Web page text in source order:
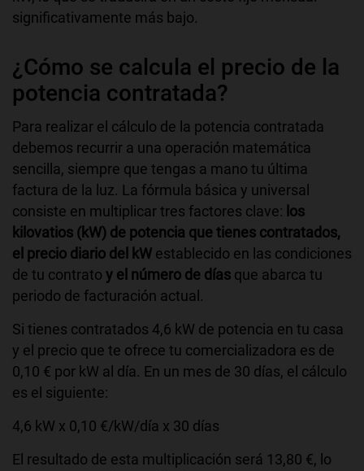
significativamente más bajo.
¿Cómo se calcula el precio de la
potencia contratada?
Para realizar el cálculo de la potencia contratada
debemos recurrir a una operación matemática
sencilla, siempre que tengas a mano tu última
factura de la luz. La fórmula básica y universal
consiste en multiplicar tres factores clave: los
kilovatios (kW) de potencia que tienes contratados,
el precio diario del kW establecido en las condiciones
de tu contrato y el número de días que abarca tu
periodo de facturación actual.
Si tienes contratados 4,6 kW de potencia en tu casa
y el precio que te ofrece tu comercializadora es de
0,10 € por kW al día. En un mes de 30 días, el cálculo
es el siguiente:
4,6 kW x 0,10 €/kW/día x 30 días
El resultado de esta multiplicación será 13,80 €, lo